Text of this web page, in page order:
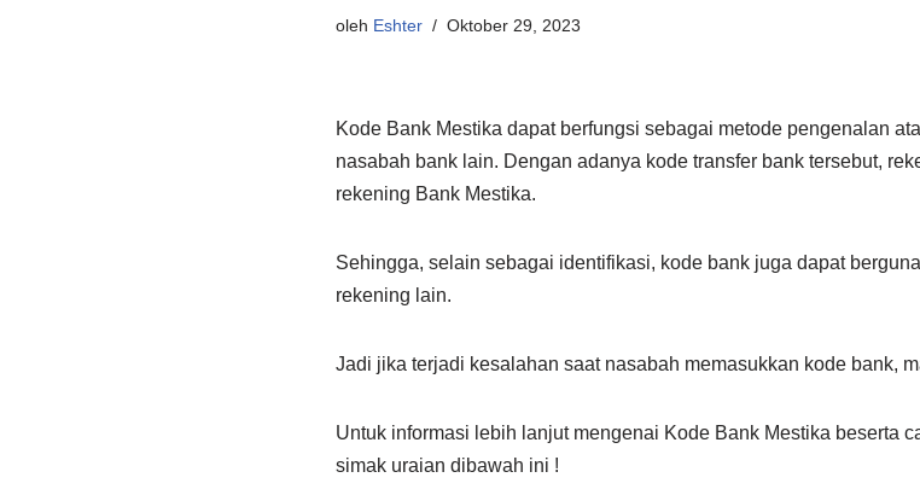
oleh Eshter Oktober 29, 2023
Kode Bank Mestika dapat berfungsi sebagai metode pengenalan
nasabah bank lain. Dengan adanya kode transfer bank tersebut,
rekening Bank Mestika.
Sehingga, selain sebagai identifikasi, kode bank juga dapat
rekening lain.
Jadi jika terjadi kesalahan saat nasabah memasukkan kode bank,
Untuk informasi lebih lanjut mengenai Kode Bank Mestika beserta
simak uraian dibawah ini !